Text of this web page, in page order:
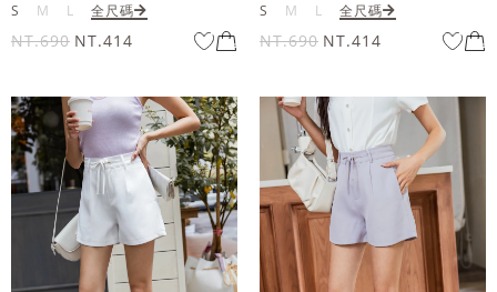
S M L 全尺碼
NT.690 NT.414
S M L 全尺碼
NT.690 NT.414